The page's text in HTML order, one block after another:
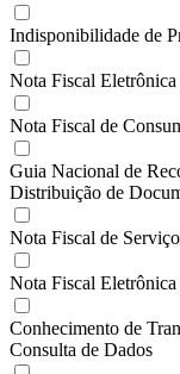
Indisponibilidade de
Nota Fiscal
Nota Fiscal de
Guia Nacional de
Distribuição de
Nota Fiscal de
Nota Fiscal
Conhecimento de
Consulta de Dados